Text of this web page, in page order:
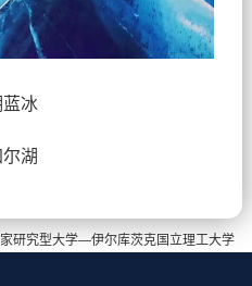
冰
湖
家研究型大学—伊尔库茨克国立理工大学